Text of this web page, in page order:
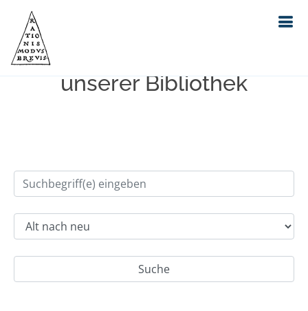
Einfache Suche im Bestand
unserer Bibliothek